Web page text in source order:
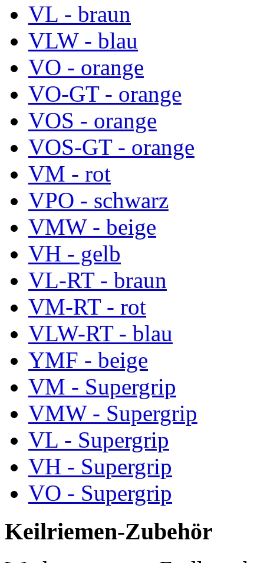
VL - braun
VLW - blau
VO - orange
VO-GT - orange
VOS - orange
VOS-GT - orange
VM - rot
VPO - schwarz
VMW - beige
VH - gelb
VL-RT - braun
VM-RT - rot
VLW-RT - blau
YMF - beige
VM - Supergrip
VMW - Supergrip
VL - Supergrip
VH - Supergrip
VO - Supergrip
Keilriemen-Zubehör